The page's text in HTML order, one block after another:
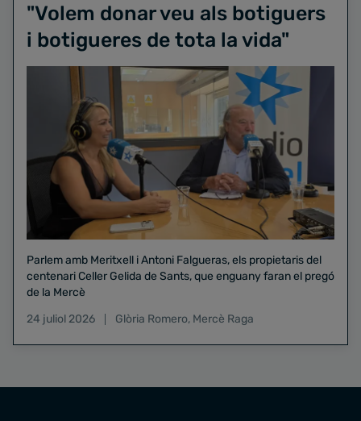
"Volem donar veu als botiguers
i botigueres de tota la vida"
Parlem amb Meritxell i Antoni Falgueras, els propietaris del
centenari Celler Gelida de Sants, que enguany faran el pregó
de la Mercè
24 juliol 2026
Glòria Romero, Mercè Raga